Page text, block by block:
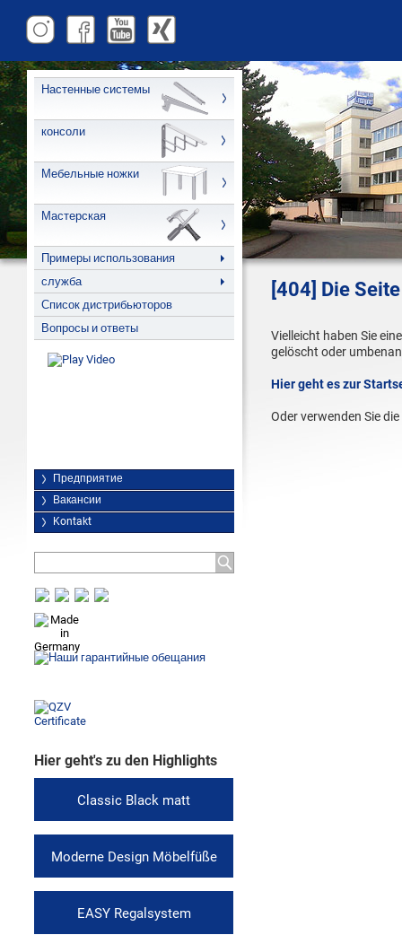
Настенные системы
консоли
Мебельные ножки
Мастерская
Примеры использования
служба
Список дистрибьюторов
Вопросы и ответы
Предприятие
Вакансии
Kontakt
Hier geht's zu den Highlights
Classic Black matt
Moderne Design Möbelfüße
EASY Regalsystem
[404] Die
Vielleicht haben Sie
gelöscht oder
Hier geht es zur
Oder verwenden Sie